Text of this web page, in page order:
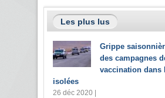
Les plus lus
Grippe
des campagnes
vaccination dans
isolées
26 déc 2020 |